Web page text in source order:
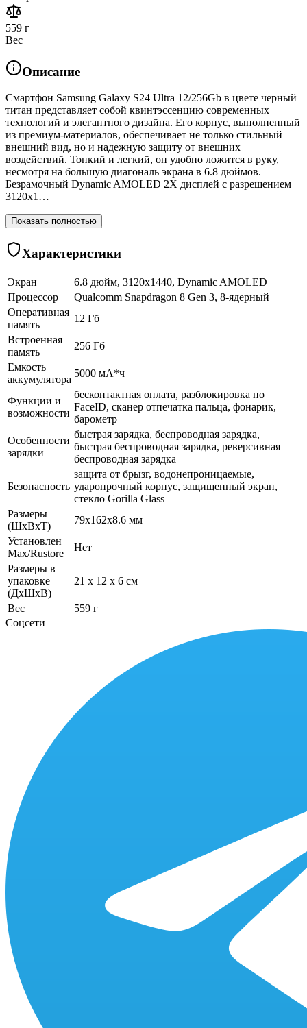
559 г
Вес
Описание
Смартфон Samsung Galaxy S24 Ultra 12/256Gb в цвете черный
титан представляет собой квинтэссенцию современных
технологий и элегантного дизайна. Его корпус, выполненный
из премиум-материалов, обеспечивает не только стильный
внешний вид, но и надежную защиту от внешних
воздействий. Тонкий и легкий, он удобно ложится в руку,
несмотря на большую диагональ экрана в 6.8 дюймов.
Безрамочный Dynamic AMOLED 2X дисплей с разрешением
3120x1…
Показать полностью
Характеристики
Экран
6.8 дюйм, 3120x1440, Dynamic AMOLED
Процессор
Qualcomm Snapdragon 8 Gen 3, 8-ядерный
Оперативная
память
12 Гб
Встроенная
память
256 Гб
Емкость
аккумулятора
5000 мА*ч
Функции и
возможности
бесконтактная оплата, разблокировка по
FaceID, сканер отпечатка пальца, фонарик,
барометр
Особенности
зарядки
быстрая зарядка, беспроводная зарядка,
быстрая беспроводная зарядка, реверсивная
беспроводная зарядка
Безопасность
защита от брызг, водонепроницаемые,
ударопрочный корпус, защищенный экран,
cтекло Gorilla Glass
Размеры
(ШхВхТ)
79x162x8.6 мм
Установлен
Max/Rustore
Нет
Размеры в
упаковке
(ДхШхВ)
21 x 12 x 6 см
Вес
559 г
Соцсети